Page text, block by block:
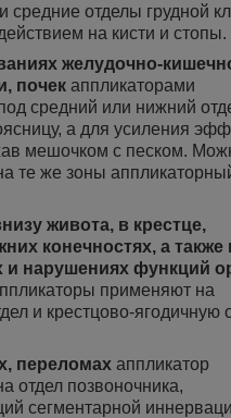
средние отделы грудной
на кисти и стопы.
желудочно-
почек аппликаторами
средний или нижний
а для усиления
мешочком с песком.
те же зоны
живота, в крестце,
конечностях, а также
и нарушениях функций
применяют на
и крестцово-ягодичную
переломах аппликатор
отдел позвоночника,
сегментарной